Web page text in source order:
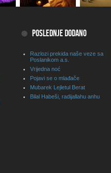
POSLEDNJE DODANO
Razlozi prekida naše veze sa
Poslanikom a.s.
Vrijedna noć
Pojavi se o mlađače
Mubarek Lejletul Berat
Bilal Habeši, radijallahu anhu